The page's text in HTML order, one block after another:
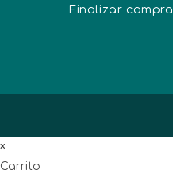
Finalizar compra
×
Carrito